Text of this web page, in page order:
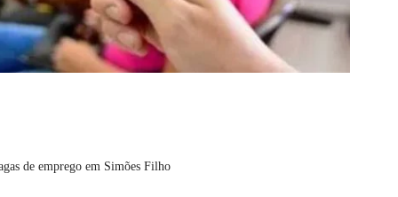
de emprego em Simões Filho